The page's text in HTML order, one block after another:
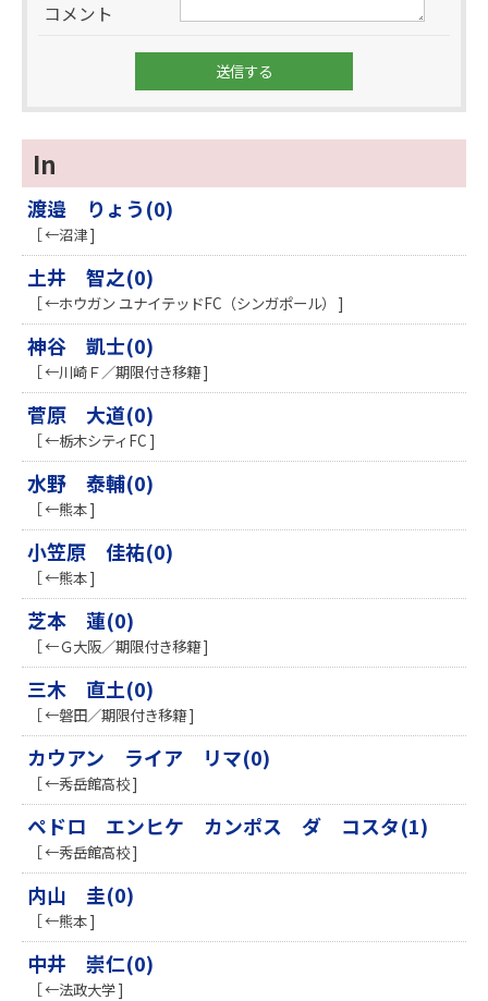
コメント
In
渡邉 りょう(0)
［ ←沼津 ]
土井 智之(0)
［ ←ホウガン ユナイテッドFC（シンガポール） ]
神谷 凱士(0)
［ ←川崎Ｆ／期限付き移籍 ]
菅原 大道(0)
［ ←栃木シティFC ]
水野 泰輔(0)
［ ←熊本 ]
小笠原 佳祐(0)
［ ←熊本 ]
芝本 蓮(0)
［ ←Ｇ大阪／期限付き移籍 ]
三木 直土(0)
［ ←磐田／期限付き移籍 ]
カウアン ライア リマ(0)
［ ←秀岳館高校 ]
ペドロ エンヒケ カンポス ダ コスタ(1)
［ ←秀岳館高校 ]
内山 圭(0)
［ ←熊本 ]
中井 崇仁(0)
［ ←法政大学 ]